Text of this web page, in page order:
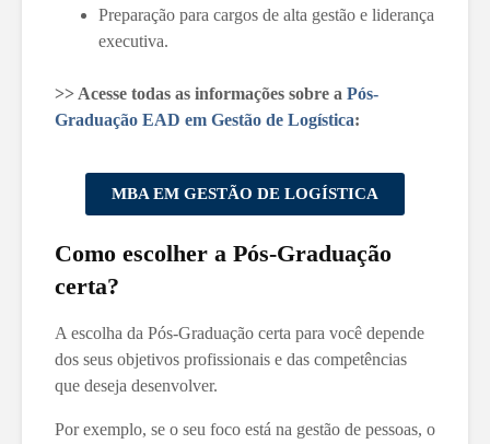
Preparação para cargos de alta gestão e liderança
executiva.
>> Acesse todas as informações sobre a Pós-
Graduação EAD em Gestão de Logística:
MBA EM GESTÃO DE LOGÍSTICA
Como escolher a Pós-Graduação
certa?
A escolha da Pós-Graduação certa para você depende
dos seus objetivos profissionais e das competências
que deseja desenvolver.
Por exemplo, se o seu foco está na gestão de pessoas, o